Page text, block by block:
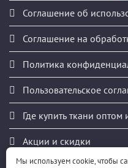
Мы используем cookie, чтобы
Соглашение об
Соглашение на
Политика
Пользовательское
Где купить ткани оптом
Акции и скидки